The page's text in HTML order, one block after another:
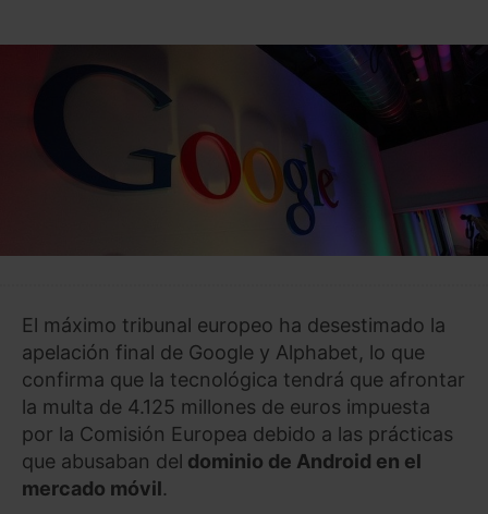
El máximo tribunal europeo ha desestimado la
apelación final de Google y Alphabet, lo que
confirma que la tecnológica tendrá que afrontar
la multa de 4.125 millones de euros impuesta
por la Comisión Europea debido a las prácticas
que abusaban del dominio de Android en el
mercado móvil.